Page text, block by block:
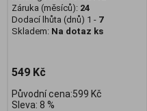
Záruka (měsíců): 24
Dodací lhůta (dnů) 1 - 7
Skladem: Na dotaz ks
549 Kč
Původní cena:599 Kč
Sleva: 8 %